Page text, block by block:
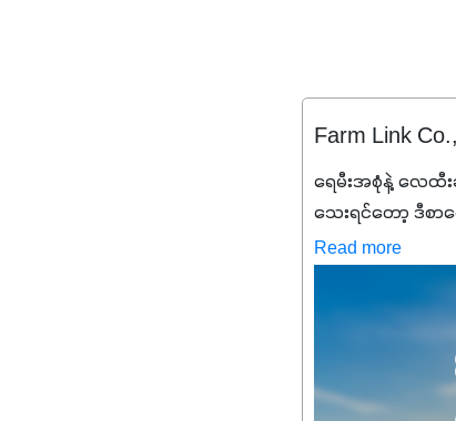
Farm Link
ရေမီးအစုံနဲ့ လေထီး
သေးရင်တော့ ဒီစ
မစ်အက်စစ်တို့ အချိုး
နိုက်ထရိုဂျင် 19%
ချက်လုပ်မှုအားကေ
သင့်တော်တဲ့
တယ်။ ဒါ့အပြင် ပ
Potassium 8%
Read more